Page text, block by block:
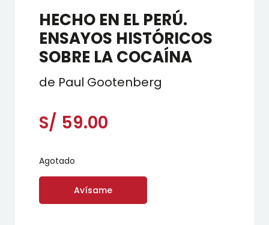
HECHO EN EL PERÚ.
ENSAYOS HISTÓRICOS
SOBRE LA COCAÍNA
de Paul Gootenberg
S/ 59.00
Agotado
Avísame